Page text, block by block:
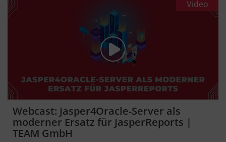
Video
Webcast: Jasper4Oracle-Server als
moderner Ersatz für JasperReports |
TEAM GmbH